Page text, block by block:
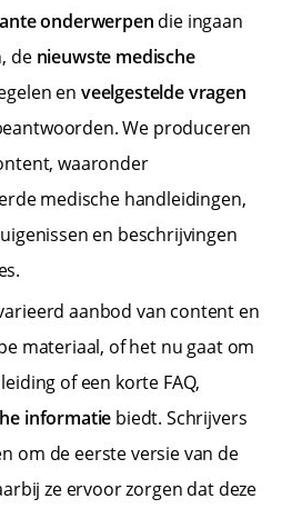
onderwerpen die ingaan
de nieuwste medische
en veelgestelde vragen
We produceren
waaronder
medische handleidingen,
en beschrijvingen
aanbod van content en
materiaal, of het nu gaat om
of een korte FAQ,
informatie biedt. Schrijvers
om de eerste versie van de
ze ervoor zorgen dat deze